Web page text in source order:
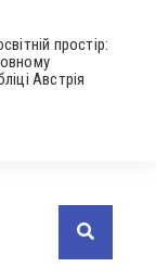
простір:
Австрія